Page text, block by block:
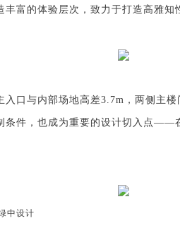
富的体验层次，致力于打造高雅知
入口与内部场地高差3.7m，两侧主
条件，也成为重要的设计切入点——
中设计